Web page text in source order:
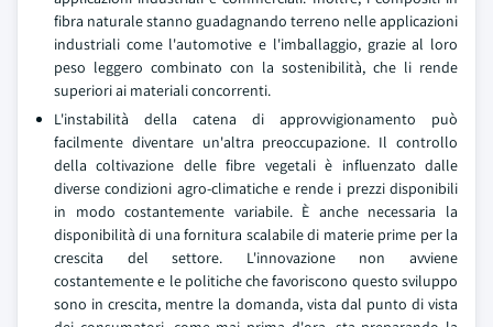
fibra naturale stanno guadagnando terreno nelle applicazioni
industriali come l'automotive e l'imballaggio, grazie al loro
peso leggero combinato con la sostenibilità, che li rende
superiori ai materiali concorrenti.
L'instabilità della catena di approvvigionamento può
facilmente diventare un'altra preoccupazione. Il controllo
della coltivazione delle fibre vegetali è influenzato dalle
diverse condizioni agro-climatiche e rende i prezzi disponibili
in modo costantemente variabile. È anche necessaria la
disponibilità di una fornitura scalabile di materie prime per la
crescita del settore. L'innovazione non avviene
costantemente e le politiche che favoriscono questo sviluppo
sono in crescita, mentre la domanda, vista dal punto di vista